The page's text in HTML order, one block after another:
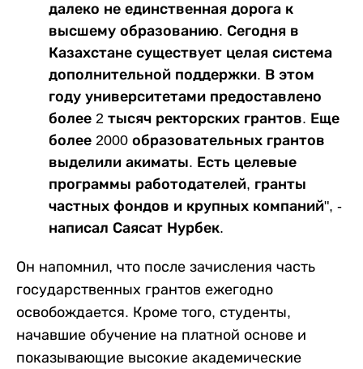
далеко не единственная дорога к
высшему образованию. Сегодня в
Казахстане существует целая система
дополнительной поддержки. В этом
году университетами предоставлено
более 2 тысяч ректорских грантов. Еще
более 2000 образовательных грантов
выделили акиматы. Есть целевые
программы работодателей, гранты
частных фондов и крупных компаний", -
написал Саясат Нурбек.
Он напомнил, что после зачисления часть
государственных грантов ежегодно
освобождается. Кроме того, студенты,
начавшие обучение на платной основе и
показывающие высокие академические